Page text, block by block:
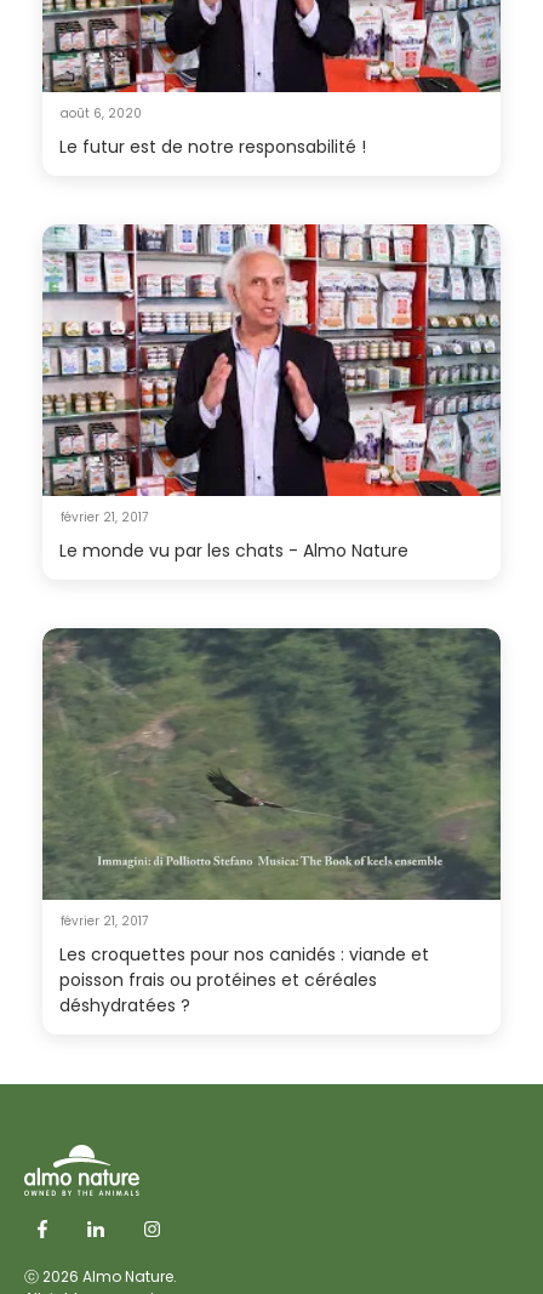
août 6, 2020
Le futur est de notre responsabilité !
février 21, 2017
Le monde vu par les chats - Almo Nature
février 21, 2017
Les croquettes pour nos canidés : viande et
poisson frais ou protéines et céréales
déshydratées ?
ⓒ 2026 Almo Nature.